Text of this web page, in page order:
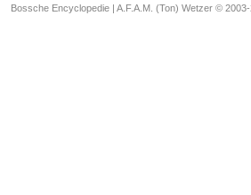
Bossche Encyclopedie | A.F.A.M. (Ton) Wetzer ©